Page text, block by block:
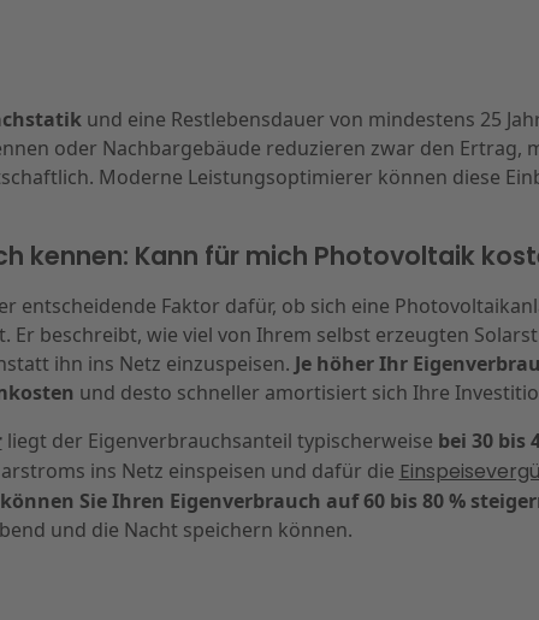
und eine Restlebensdauer von mindestens 25
oder Nachbargebäude reduzieren zwar den Ertrag,
Moderne Leistungsoptimierer können diese
kennen: Kann für mich Photovoltaik
entscheidende Faktor dafür, ob sich eine
Er beschreibt, wie viel von Ihrem selbst erzeugten
ihn ins Netz einzuspeisen. Je höher Ihr
und desto schneller amortisiert sich Ihre
liegt der Eigenverbrauchsanteil typischerweise bei 30 bis
ins Netz einspeisen und dafür die
Sie Ihren Eigenverbrauch auf 60 bis 80 %
und die Nacht speichern können.